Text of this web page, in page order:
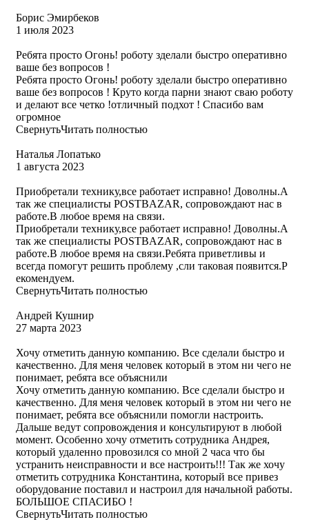
Борис Эмирбеков
1 июля 2023
Ребята просто Огонь! роботу зделали быстро оперативно
ваше без вопросов !
Ребята просто Огонь! роботу зделали быстро оперативно
ваше без вопросов ! Круто когда парни знают сваю роботу
и делают все четко !отличный подхот ! Спасибо вам
огромное
СвернутьЧитать полностью
Наталья Лопатько
1 августа 2023
Приобретали технику,все работает исправно! Доволны.А
так же специалисты POSTBAZAR, сопровождают нас в
работе.В любое время на связи.
Приобретали технику,все работает исправно! Доволны.А
так же специалисты POSTBAZAR, сопровождают нас в
работе.В любое время на связи.Ребята приветливы и
всегда помогут решить проблему ,сли таковая появится.Р
екомендуем.
СвернутьЧитать полностью
Андрей Кушнир
27 марта 2023
Хочу отметить данную компанию. Все сделали быстро и
качественно. Для меня человек который в этом ни чего не
понимает, ребята все объяснили
Хочу отметить данную компанию. Все сделали быстро и
качественно. Для меня человек который в этом ни чего не
понимает, ребята все объяснили помогли настроить.
Дальше ведут сопровождения и консультируют в любой
момент. Особенно хочу отметить сотрудника Андрея,
который удаленно провозился со мной 2 часа что бы
устранить неисправности и все настроить!!! Так же хочу
отметить сотрудника Константина, который все привез
оборудование поставил и настроил для начальной работы.
БОЛЬШОЕ СПАСИБО !
СвернутьЧитать полностью